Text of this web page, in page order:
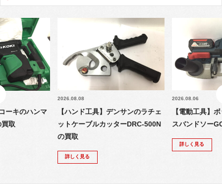
ーキのハンマ
取
2026.08.08
【ハンド工具】デンサンのラチェ
ットケーブルカッターDRC-500N
の買取
詳しく見る
2026.08.06
【電動工具】
スバンドソー
詳しく見る